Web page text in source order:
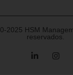
2025 HSM
reservados.